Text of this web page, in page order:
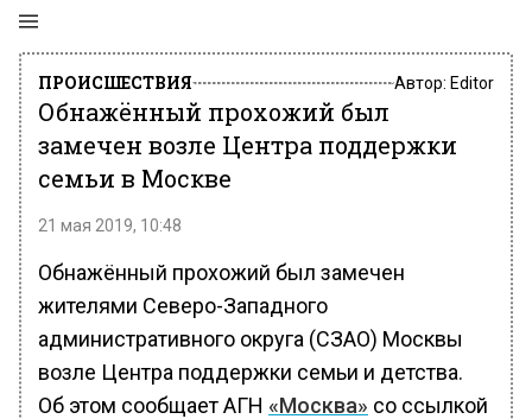
ПРОИСШЕСТВИЯ Автор: Editor
Обнажённый прохожий был
замечен возле Центра поддержки
семьи в Москве
21 мая 2019, 10:48
Обнажённый прохожий был замечен
жителями Северо-Западного
административного округа (СЗАО) Москвы
возле Центра поддержки семьи и детства.
Об этом сообщает АГН «Москва» со ссылкой